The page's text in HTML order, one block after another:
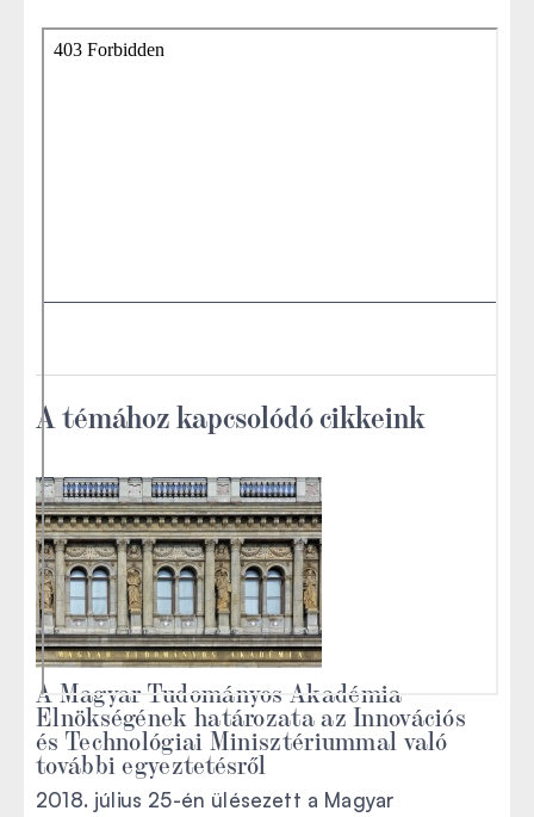
A témához kapcsolódó cikkeink
A Magyar Tudományos Akadémia
Elnökségének határozata az Innovációs
és Technológiai Minisztériummal való
további egyeztetésről
2018. július 25-én ülésezett a Magyar